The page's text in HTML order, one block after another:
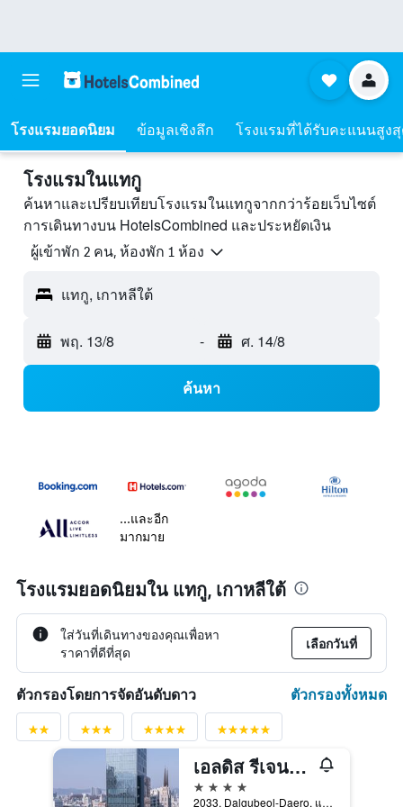
โรงแรมยอดนิยม ข้อมูลเชิงลึก โรงแรมที่ได้รับคะแนนสูง
โรงแรมในแทกู
ค้นหาและเปรียบเทียบโรงแรมในแทกูจากกว่าร้อยเว็บไซต์
การเดินทางบน HotelsCombined และประหยัดเงิน
ผู้เข้าพัก 2 คน, ห้องพัก 1 ห้อง
แทกู, เกาหลีใต้
พฤ. 13/8 - ศ. 14/8
ค้นหา
...และอีก
มากมาย
โรงแรมยอดนิยมใน แทกู, เกาหลีใต้
ใส่วันที่เดินทางของคุณเพื่อหา
ราคาที่ดีที่สุด
เลือกวันที่
ตัวกรองโดยการจัดอันดับดาว ตัวกรองทั้งหมด
เอลดิส รีเจนท์ โฮเทล
4 ดาว
2033, Dalgubeol-Daero, แทกู, เกาหลีใต้